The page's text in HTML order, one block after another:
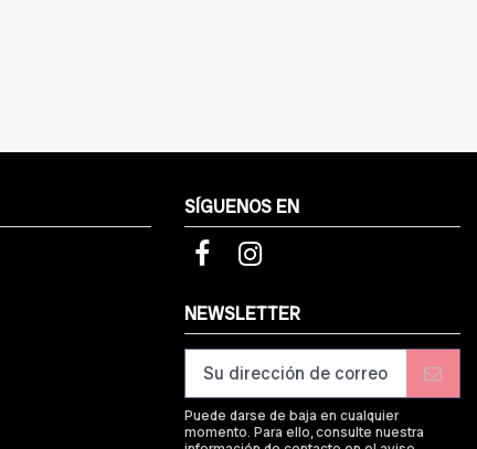
SÍGUENOS EN
NEWSLETTER
Puede darse de baja en cualquier
momento. Para ello, consulte nuestra